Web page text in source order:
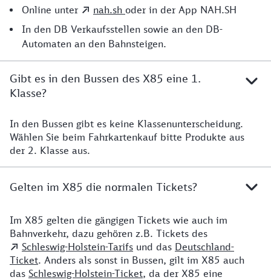
Online unter
nah.sh oder in der App NAH.SH
In den DB Verkaufsstellen sowie an den DB-
Automaten an den Bahnsteigen.
Gibt es in den Bussen des X85 eine 1.
Klasse?
In den Bussen gibt es keine Klassenunterscheidung.
Wählen Sie beim Fahrkartenkauf bitte Produkte aus
der 2. Klasse aus.
Gelten im X85 die normalen Tickets?
Mit welchen Bahn-Tickets kann ich fahren?
Im X85 gelten die gängigen Tickets wie auch im
Bahnverkehr, dazu gehören z.B. Tickets des
Schleswig-Holstein-Tarifs und das Deutschland-
Ticket. Anders als sonst in Bussen, gilt im X85 auch
das Schleswig-Holstein-Ticket, da der X85 eine